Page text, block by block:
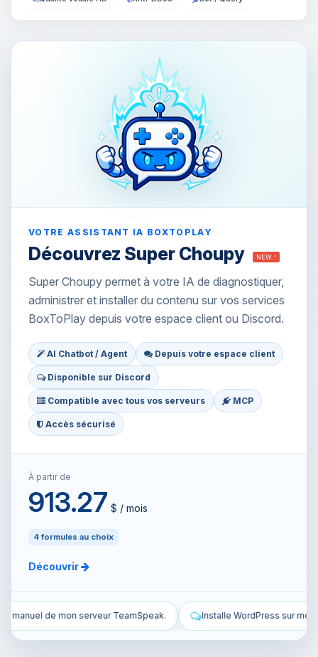
VOTRE ASSISTANT IA BOXTOPLAY
Découvrez Super Choupy NEW !
Super Choupy permet à votre IA de diagnostiquer,
administrer et installer du contenu sur vos services
BoxToPlay depuis votre espace client ou Discord.
AI Chatbot / Agent Depuis votre espace client
Disponible sur Discord
Compatible avec tous vos serveurs MCP
Accès sécurisé
À partir de
913.27 $ / mois
4 formules au choix
Découvrir
Installe WordPress sur mon VPS et configure-le. Sécurise mon